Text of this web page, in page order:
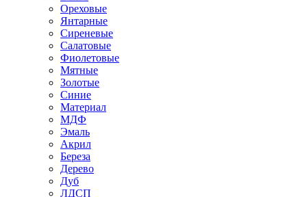
Ореховые
Янтарные
Сиреневые
Салатовые
Фиолетовые
Мятные
Золотые
Синие
Материал
МДФ
Эмаль
Акрил
Береза
Дерево
Дуб
ЛДСП